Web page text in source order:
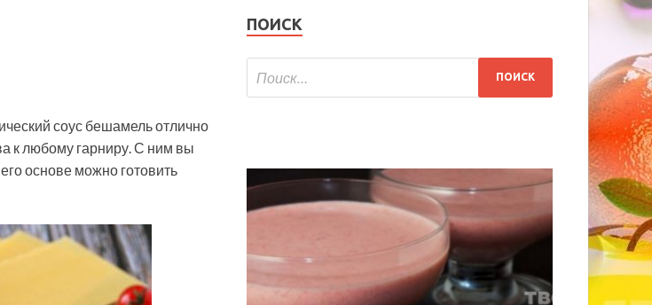
соус бешамель отлично
к любому гарниру. С ним вы
основе можно готовить
ПОИСК